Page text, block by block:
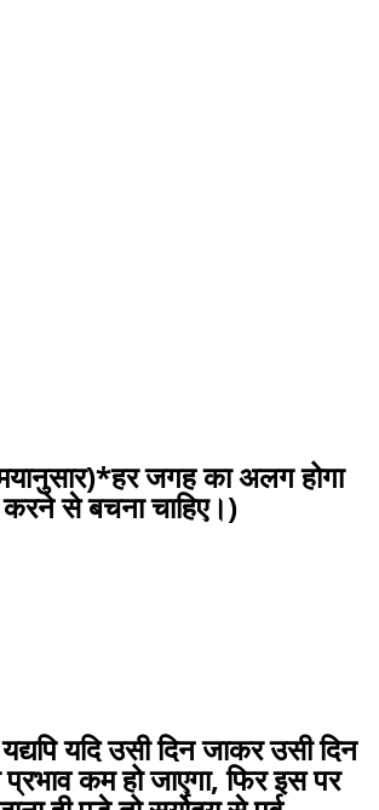
जगह का अलग होगा
करने से बचना चाहिए।)
यदि उसी दिन जाकर उसी दिन
कम हो जाएगा, फिर इस पर